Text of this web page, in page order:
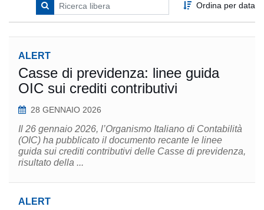
Ordina per data
ALERT
Casse di previdenza: linee guida
OIC sui crediti contributivi
28 GENNAIO 2026
Il 26 gennaio 2026, l’Organismo Italiano di Contabilità
(OIC) ha pubblicato il documento recante le linee
guida sui crediti contributivi delle Casse di previdenza,
risultato della ...
ALERT